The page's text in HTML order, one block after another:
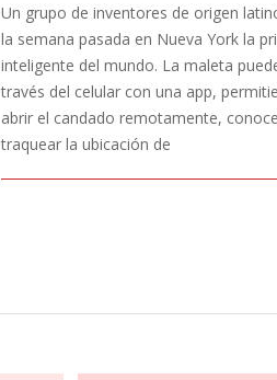
30
Un grupo de inventores de origen
la semana pasada en Nueva York la
inteligente del mundo. La maleta
través del celular con una app,
abrir el candado remotamente,
traquear la ubicación de